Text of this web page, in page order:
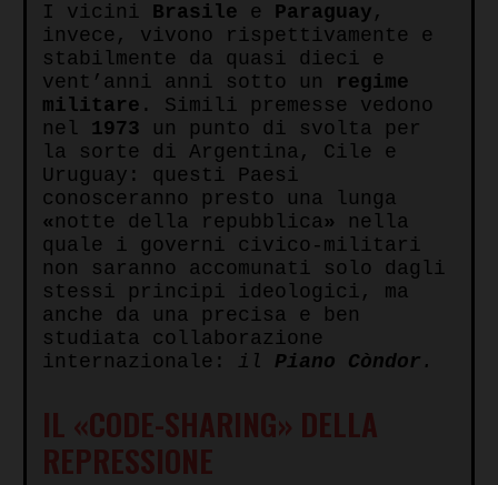
I vicini Brasile e Paraguay ,
invece, vivono rispettivamente e
stabilmente da quasi dieci e
vent’anni anni sotto un regime
militare . Simili premesse vedono
nel 1973 un punto di svolta per
la sorte di Argentina, Cile e
Uruguay: questi Paesi
conosceranno presto una lunga
« notte della repubblica» nella
quale i governi civico-militari
non saranno accomunati solo dagli
stessi principi ideologici, ma
anche da una precisa e ben
studiata collaborazione
internazionale: il Piano Còndor .
IL «CODE-SHARING» DELLA
REPRESSIONE